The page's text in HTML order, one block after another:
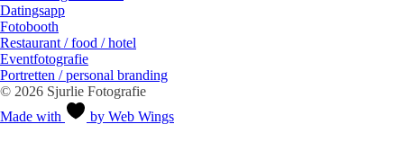
Datingsapp
Fotobooth
Restaurant / food / hotel
Eventfotografie
Portretten / personal branding
© 2026 Sjurlie Fotografie
Made with
by Web Wings